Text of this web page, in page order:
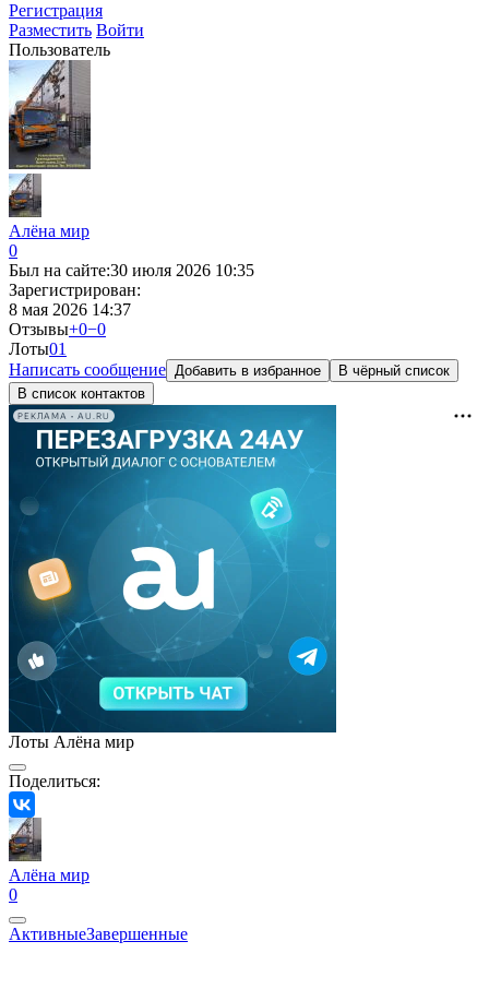
Регистрация
Разместить Войти
Пользователь
Алёна мир
0
Был на сайте:30 июля 2026 10:35
Зарегистрирован:
8 мая 2026 14:37
Отзывы+0−0
Лоты01
Написать сообщение Добавить в избранное
В чёрный список
В список контактов
РЕКЛАМА • AU.RU
Лоты Алёна мир
Поделиться:
Алёна мир
0
АктивныеЗавершенные